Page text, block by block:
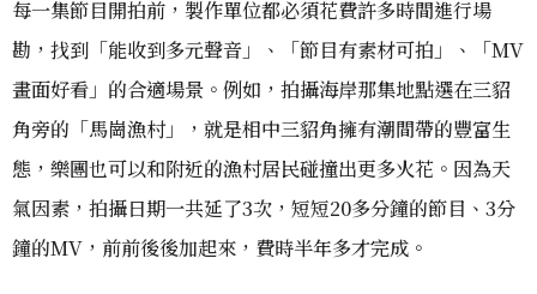
每一集節目開拍前，製作單位都必須花費許多時間進行場
勘，找到「能收到多元聲音」、「節目有素材可拍」、「MV
畫面好看」的合適場景。例如，拍攝海岸那集地點選在三貂
角旁的「馬崗漁村」，就是相中三貂角擁有潮間帶的豐富生
態，樂團也可以和附近的漁村居民碰撞出更多火花。因為天
氣因素，拍攝日期一共延了3次，短短20多分鐘的節目、3分
鐘的MV，前前後後加起來，費時半年多才完成。